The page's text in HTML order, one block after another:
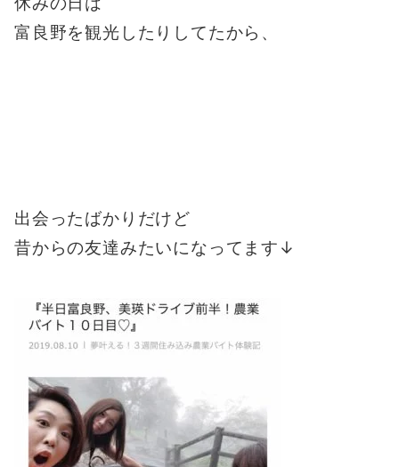
富良野を観光したりしてたから、
出会ったばかりだけど
昔からの友達みたいになってます↓